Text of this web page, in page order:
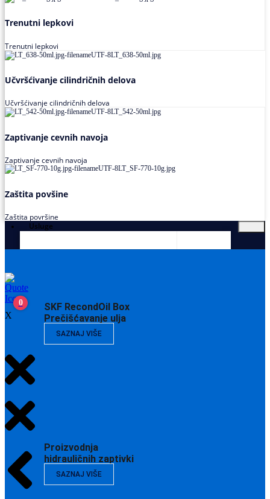
Trenutni lepkovi
Trenutni lepkovi
Učvršćivanje cilindričnih delova
Učvršćivanje cilindričnih delova
Zaptivanje cevnih navoja
Zaptivanje cevnih navoja
Zaštita povšine
Zaštita površine
Usluge
SKF RecondOil Box
Prečišćavanje ulja
SAZNAJ VIŠE
Proizvodnja
hidrauličnih zaptivki
SAZNAJ VIŠE
0
X